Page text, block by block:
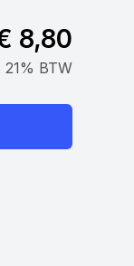
8,80
21% BTW